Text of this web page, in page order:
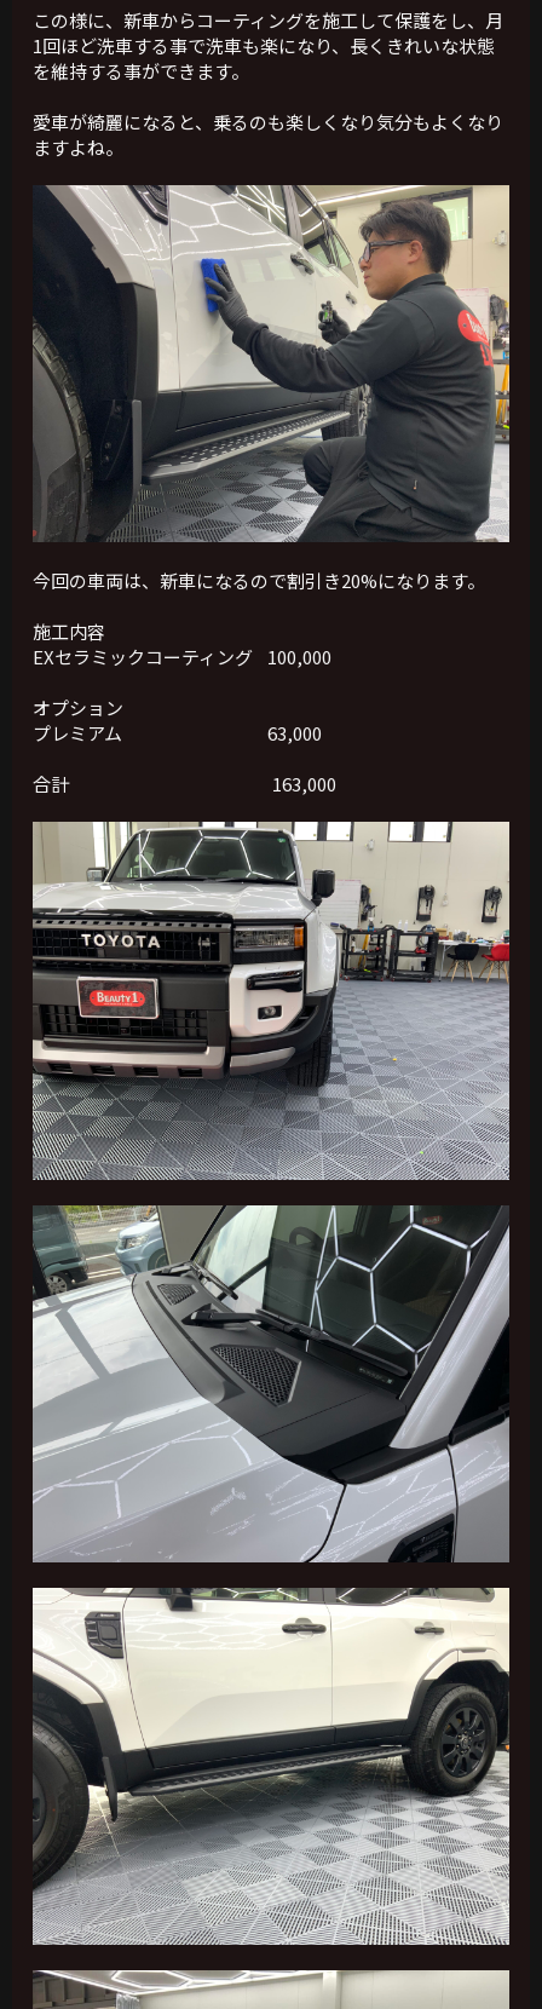
この様に、新車からコーティングを施工して保護をし、月
1回ほど洗車する事で洗車も楽になり、長くきれいな状態
を維持する事ができます。
愛車が綺麗になると、乗るのも楽しくなり気分もよくなり
ますよね。
今回の車両は、新車になるので割引き20%になります。
施工内容
EXセラミックコーティング 100,000
オプション
プレミアム 63,000
合計 163,000